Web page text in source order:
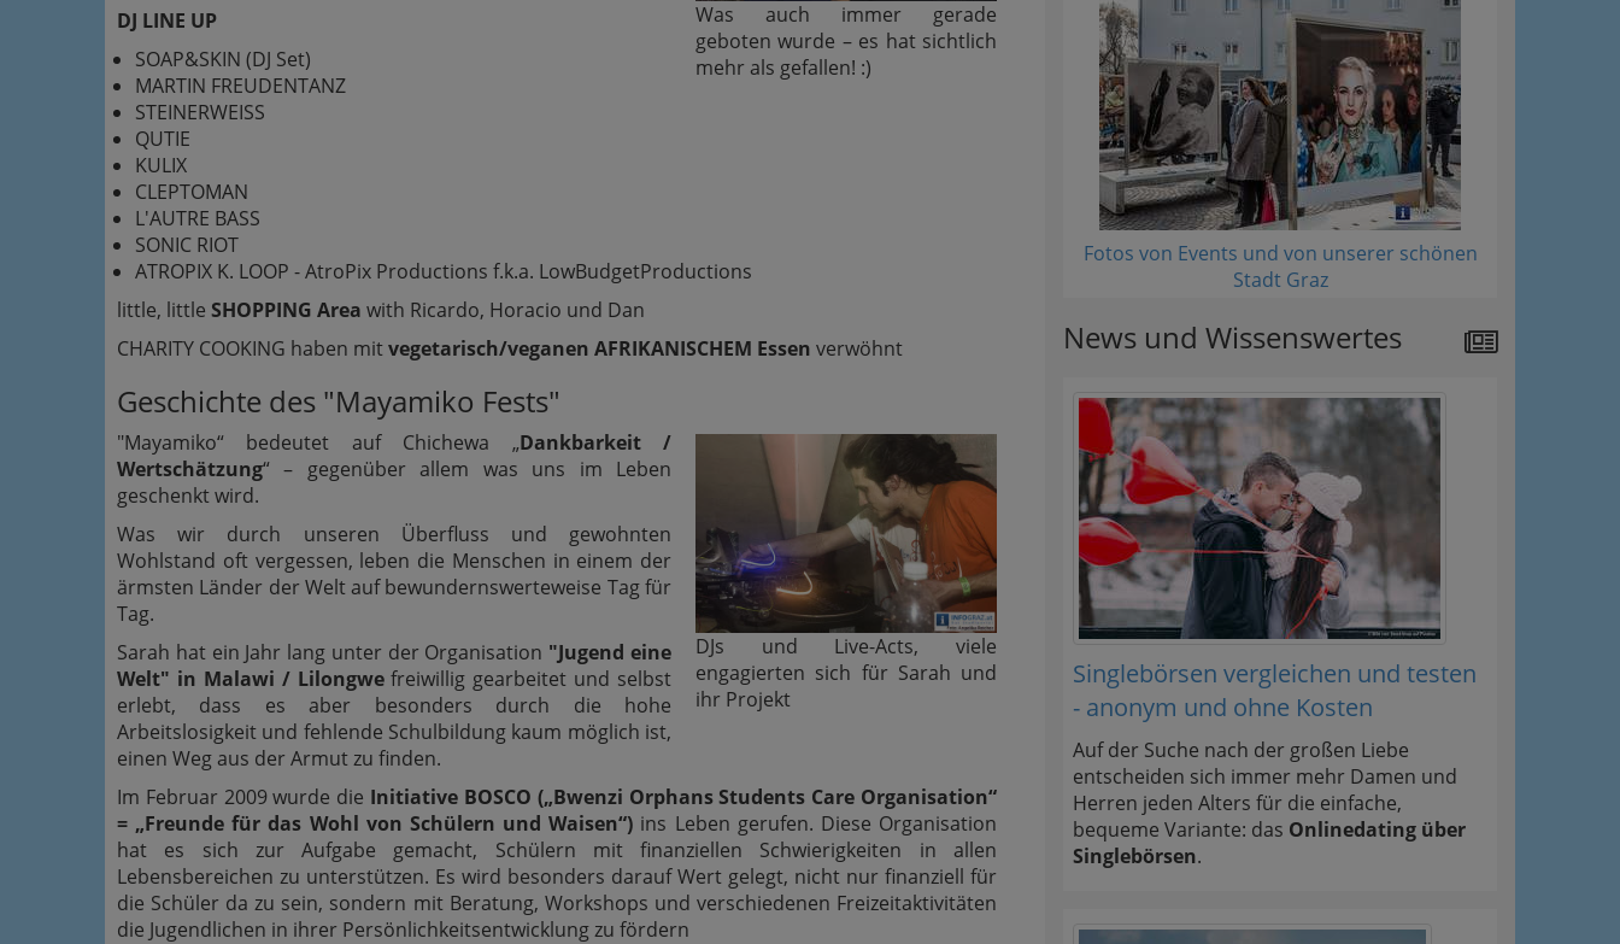
Was auch immer gerade
geboten wurde – es hat sichtlich
mehr als gefallen! :)
DJ LINE UP
SOAP&SKIN (DJ Set)
MARTIN FREUDENTANZ
STEINERWEISS
QUTIE
KULIX
CLEPTOMAN
L'AUTRE BASS
SONIC RIOT
ATROPIX K. LOOP - AtroPix Productions f.k.a. LowBudgetProductions
little, little SHOPPING Area with Ricardo, Horacio und Dan
CHARITY COOKING haben mitvegetarisch/veganen AFRIKANISCHEM Essen verwöhnt
Geschichte des "Mayamiko Fests"
DJs und Live-Acts, viele
engagierten sich für Sarah und
ihr Projekt
"Mayamiko“ bedeutet auf Chichewa „Dankbarkeit /
Wertschätzung“ – gegenüber allem was uns im Leben
geschenkt wird.
Was wir durch unseren Überfluss und gewohnten
Wohlstand oft vergessen, leben die Menschen in einem der
ärmsten Länder der Welt auf bewundernswerteweise Tag für
Tag.
Sarah hat ein Jahr lang unter der Organisation "Jugend eine
Welt" in Malawi / Lilongwefreiwillig gearbeitet und selbst
erlebt, dass es aber besonders durch die hohe
Arbeitslosigkeit und fehlende Schulbildung kaum möglich ist,
einen Weg aus der Armut zu finden.
Im Februar 2009 wurde die Initiative BOSCO („Bwenzi Orphans Students Care Organisation“
= „Freunde für das Wohl von Schülern und Waisen“) ins Leben gerufen. Diese Organisation
hat es sich zur Aufgabe gemacht, Schülern mit finanziellen Schwierigkeiten in allen
Lebensbereichen zu unterstützen. Es wird besonders darauf Wert gelegt, nicht nur finanziell für
die Schüler da zu sein, sondern mit Beratung, Workshops und verschiedenen Freizeitaktivitäten
die Jugendlichen in ihrer Persönlichkeitsentwicklung zu fördern
Fotos von Events und von unserer schönen
Stadt Graz
News und Wissenswertes
Singlebörsen vergleichen und testen
- anonym und ohne Kosten
Auf der Suche nach der großen Liebe
entscheiden sich immer mehr Damen und
Herren jeden Alters für die einfache,
bequeme Variante: das Onlinedating über
Singlebörsen.